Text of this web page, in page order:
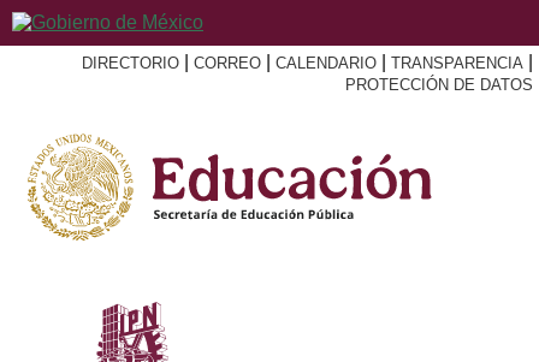
DIRECTORIO CORREO CALENDARIO TRANSPARENCIA
PROTECCIÓN DE DATOS